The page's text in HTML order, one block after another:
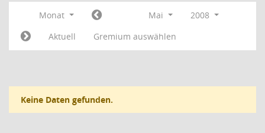
Monat Mai
2008
Aktuell
Gremium auswählen
Keine Daten gefunden.